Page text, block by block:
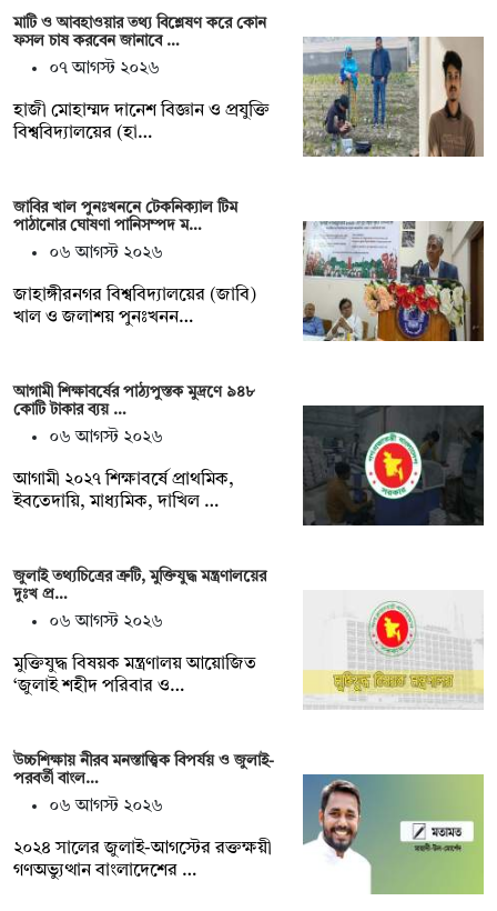
মাটি ও আবহাওয়ার তথ্য বিশ্লেষণ করে কোন
ফসল চাষ করবেন জানাবে …
০৭ আগস্ট ২০২৬
হাজী মোহাম্মদ দানেশ বিজ্ঞান ও প্রযুক্তি
বিশ্ববিদ্যালয়ের (হা…
জাবির খাল পুনঃখননে টেকনিক্যাল টিম
পাঠানোর ঘোষণা পানিসম্পদ ম…
০৬ আগস্ট ২০২৬
‎‎জাহাঙ্গীরনগর বিশ্ববিদ্যালয়ের (জাবি)
খাল ও জলাশয় পুনঃখনন…
আগামী শিক্ষাবর্ষের পাঠ্যপুস্তক মুদ্রণে ৯৪৮
কোটি টাকার ব্যয় …
০৬ আগস্ট ২০২৬
আগামী ২০২৭ শিক্ষাবর্ষে প্রাথমিক,
ইবতেদায়ি, মাধ্যমিক, দাখিল …
জুলাই তথ্যচিত্রের ত্রুটি, মুক্তিযুদ্ধ মন্ত্রণালয়ের
দুঃখ প্র…
০৬ আগস্ট ২০২৬
মুক্তিযুদ্ধ বিষয়ক মন্ত্রণালয় আয়োজিত
‘জুলাই শহীদ পরিবার ও…
উচ্চশিক্ষায় নীরব মনস্তাত্ত্বিক বিপর্যয় ও জুলাই-
পরবর্তী বাংল…
০৬ আগস্ট ২০২৬
২০২৪ সালের জুলাই-আগস্টের রক্তক্ষয়ী
গণঅভ্যুত্থান বাংলাদেশের …